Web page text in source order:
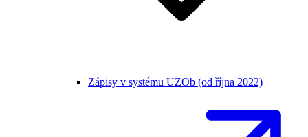
Zápisy v systému UZOb (od října 2022)